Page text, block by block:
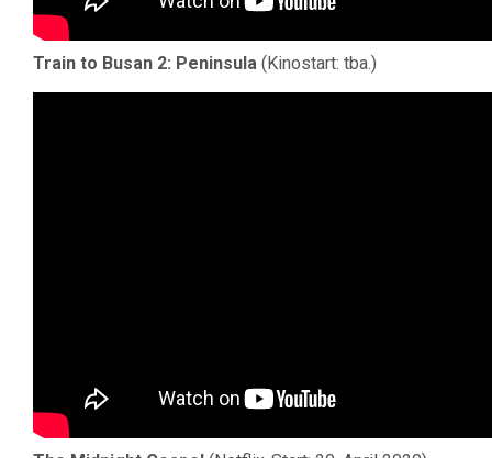
Train to Busan 2: Peninsula (Kinostart: tba.)